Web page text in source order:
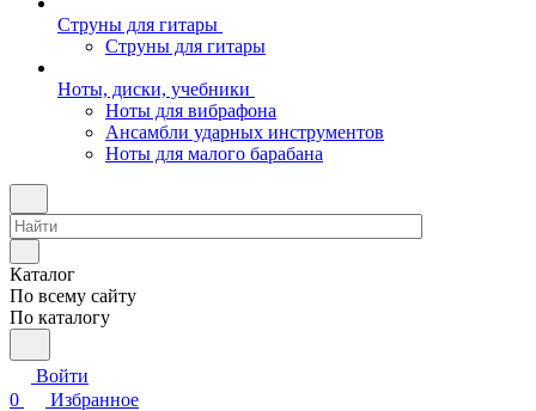
Струны для гитары
Струны для гитары
Ноты, диски, учебники
Ноты для вибрафона
Ансамбли ударных инструментов
Ноты для малого барабана
Каталог
По всему сайту
По каталогу
Войти
0
Избранное